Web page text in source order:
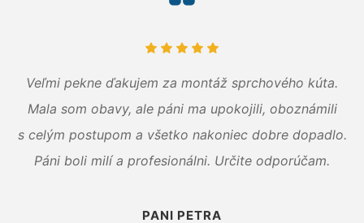
Veľmi pekne ďakujem za montáž sprchového kúta.
Mala som obavy, ale páni ma upokojili, oboznámili
s celým postupom a všetko nakoniec dobre dopadlo.
Páni boli milí a profesionálni. Určite odporúčam.
PANI PETRA